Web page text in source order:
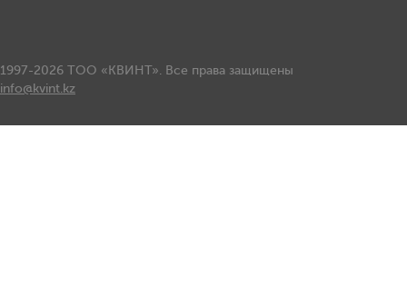
1997-2026 ТОО «КВИНТ». Все права защищены
info@kvint.kz